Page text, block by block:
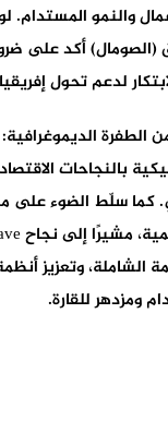
والنمو
أكد على
لدعم تحول
من الطفرة
عام 2050. قارن هذه
الشاملة، وتعزيز
ومزدهر للقارة.